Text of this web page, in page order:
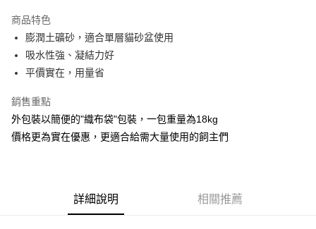
悠遊付
AFTEE先享後付
相關說明
AFTEE先享後付是「在收到商品之後才付款」的支付方式。 讓您購物簡單
便利好安心！
１．簡單：不需註冊會員、不需綁卡、不需儲值。
２．便利：只要手機號碼，簡訊認證，即可結帳。
１．於結帳方式選擇「AFTEE先享後付」後，將跳轉至「AFTEE先享後付」
結帳頁面，進行簡訊認證並確認金額後，即可完成結帳。
ATM付款
運送方式
商品特色
膨潤土礦砂，適合單層貓砂盆使用
吸水性強、凝結力好
平價實在，用量省
銷售重點
外包裝以簡便的"織布袋"包裝，一包重量為18kg
價格更為實在優惠，更適合給需大量使用的飼主們
詳細說明 相關推薦